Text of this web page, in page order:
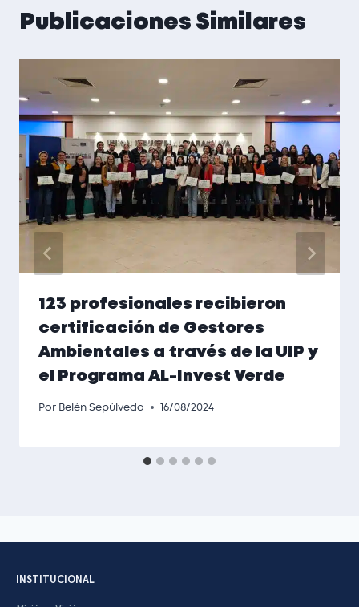
Publicaciones Similares
123 profesionales recibieron
certificación de Gestores
Ambientales a través de la UIP y
el Programa AL-Invest Verde
Por Belén Sepúlveda 16/08/2024
INSTITUCIONAL